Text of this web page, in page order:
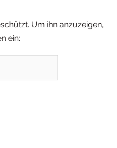
Um ihn anzuzeigen,
ein: